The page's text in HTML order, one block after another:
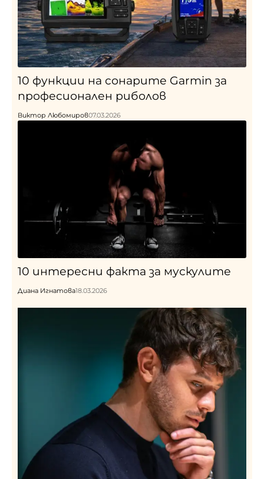
10 функции на сонарите Garmin за
професионален риболов
Виктор Любомиров07.03.2026
10 интересни факта за мускулите
Диана Игнатова18.03.2026